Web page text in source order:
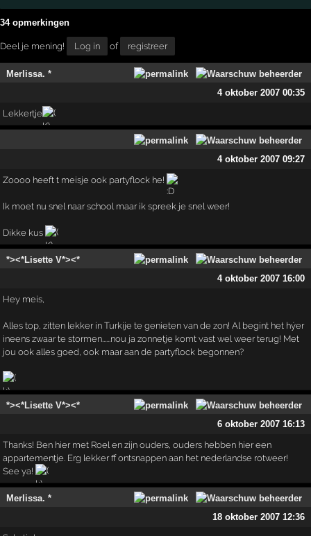
34 opmerkingen
Deel je mening! Log in of registreer
Merlissa. *
4 oktober 2007 00:35
Lekkertje
4 oktober 2007 09:27
Zoooo heeft t meisje ook partyflock he!
Ik moet nu snel naar school maar ik spreek je snel weer!
Dikke kus
*><*Lisette V*><*
4 oktober 2007 16:00
Hey meis,
Alles top, zitten lekker in Turkije te genieten van de zon! Al begint het hýer
ineens zwaar te stormen......nou ja zonnetje komt vast wel weer terug! Met
jou ook alles goed, ook maar aan de partyflock begonnen?
*><*Lisette V*><*
6 oktober 2007 16:13
Thanks! Ben hier met Roel en zijn ouders, ouders hebben hier een
appartementje. Erg lekker ff ontsnappen aan het nederlandse rotweer!
See ya!
Merlissa. *
18 oktober 2007 12:36